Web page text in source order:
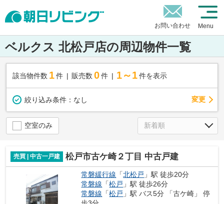
お問い合わせ Menu
ベルクス 北松戸店の周辺物件一覧
該当物件数 1件 販売数 0 件 1～1 件を表示
絞り込み条件： なし 変更
空室のみ
売買 | 中古一戸建 松戸市古ケ崎２丁目 中古戸建
常磐緩行線 「北松戸 」駅 徒歩20分
常磐線 「松戸 」駅 徒歩26分
常磐線 「松戸 」駅 バス5分 「古ケ崎」 停